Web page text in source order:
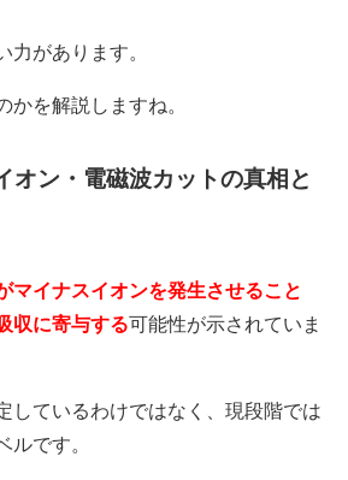
力があります。
かを解説しますね。
オン・電磁波カットの真相と
マイナスイオンを発生させること
収に寄与する可能性が示されていま
しているわけではなく、現段階では
ルです。